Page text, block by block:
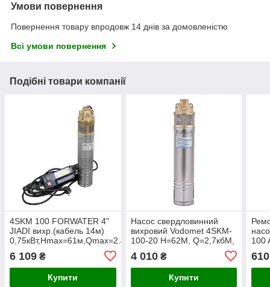
Умови повернення
Повернення товару впродовж 14 днів за домовленістю
Всі умови повернення
Подібні товари компанії
4SKM 100 FORWATER 4"
JIADI вихр.(кабель 14м)
0,75кВт,Нmax=61м,Qmax=2.4м3/
6 109 ₴
Купити
Насос свердловинний
вихровий Vodomet 4SKM-
100-20 Н=62М, Q=2,7кбМ,
конденс.20м каб.(VO4301)
4 010₴
Купити
100
610